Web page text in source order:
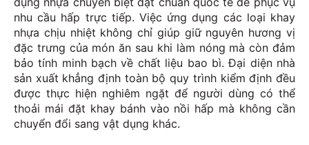
nhu cầu hấp trực tiếp. Việc ứng dụng các loại khay
nhựa chịu nhiệt không chỉ giúp giữ nguyên hương vị
đặc trưng của món ăn sau khi làm nóng mà còn đảm
bảo tính minh bạch về chất liệu bao bì. Đại diện nhà
sản xuất khẳng định toàn bộ quy trình kiểm định đều
được thực hiện nghiêm ngặt để người dùng có thể
thoải mái đặt khay bánh vào nồi hấp mà không cần
chuyển đổi sang vật dụng khác.